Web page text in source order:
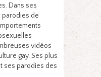
Dans ses
de
vidéos
gay. Ses plus
ses parodies des